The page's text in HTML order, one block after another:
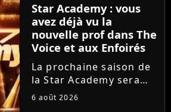
Star Academy : vous
avez déjà vu la
nouvelle prof dans The
Voice et aux Enfoirés
La prochaine saison de
la Star Academy sera
incarnée par une
6 août 2026